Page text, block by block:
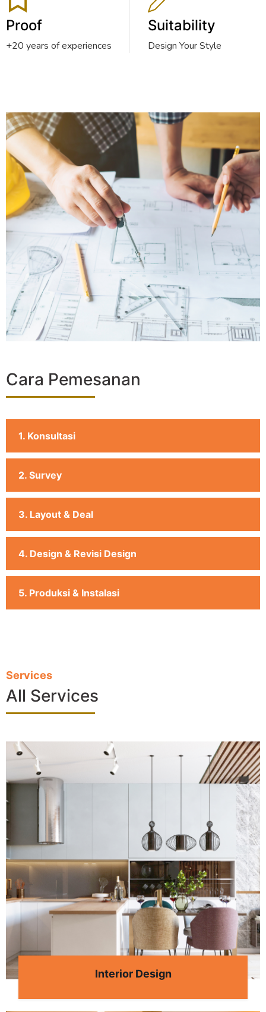
Proof
+20 years of experiences
Suitability
Design Your Style
Cara Pemesanan
1. Konsultasi
2. Survey
3. Layout & Deal
4. Design & Revisi Design
5. Produksi & Instalasi
Services
All Services
Interior Design